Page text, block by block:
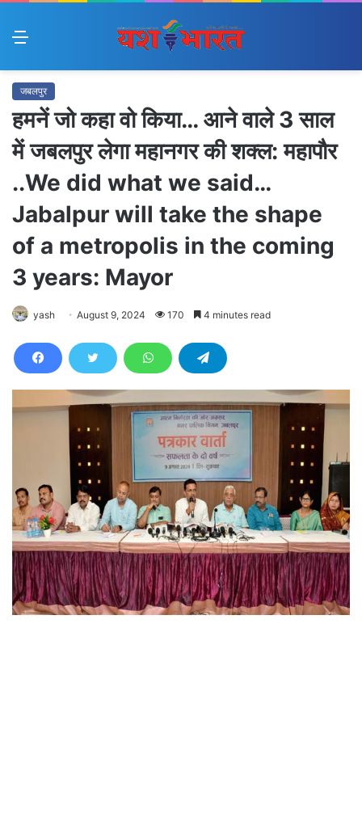
Menu
जबलपुर
हमनें जो कहा वो किया… आने वाले 3 साल
में जबलपुर लेगा महानगर की शक्ल: महापौर
..We did what we said…
Jabalpur will take the shape
of a metropolis in the coming
3 years: Mayor
yash August 9, 2024 170 4 minutes read